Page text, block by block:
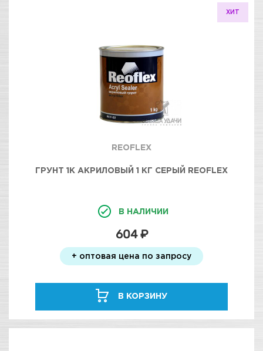
ХИТ
REOFLEX
ГРУНТ 1К АКРИЛОВЫЙ 1 КГ СЕРЫЙ REOFLEX
В НАЛИЧИИ
604 ₽
+ оптовая цена по запросу
В КОРЗИНУ